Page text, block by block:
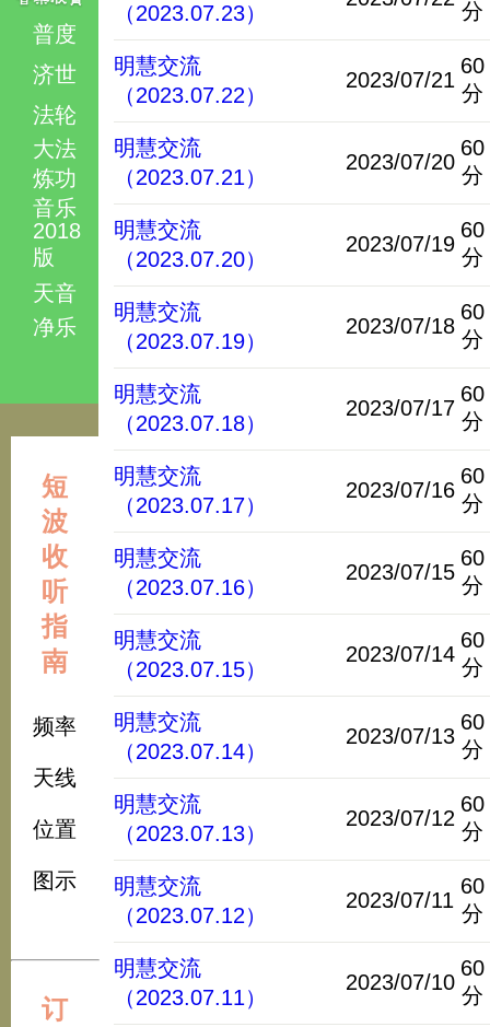
普度
济世
法轮
大法
炼功
音乐
2018
版
天音
净乐
短
波
收
听
指
南
频率
天线
位置
图示
订
（2023.07.23） 分
明慧交流
（2023.07.22）
2023/07/21
60
分
明慧交流
（2023.07.21）
2023/07/20
60
分
明慧交流
（2023.07.20）
2023/07/19
60
分
明慧交流
（2023.07.19）
2023/07/18
60
分
明慧交流
（2023.07.18）
2023/07/17
60
分
明慧交流
（2023.07.17）
2023/07/16
60
分
明慧交流
（2023.07.16）
2023/07/15
60
分
明慧交流
（2023.07.15）
2023/07/14
60
分
明慧交流
（2023.07.14）
2023/07/13
60
分
明慧交流
（2023.07.13）
2023/07/12
60
分
明慧交流
（2023.07.12）
2023/07/11
60
分
明慧交流
（2023.07.11）
2023/07/10
60
分